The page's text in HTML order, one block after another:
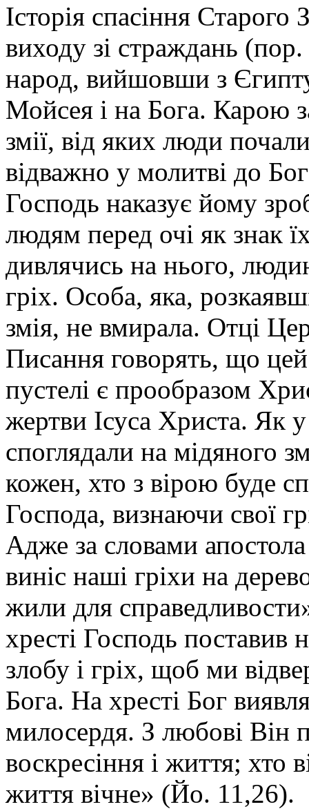
Історія спасіння Старого
виходу зі страждань
народ, вийшовши з
Мойсея і на Бога. Карою
змії, від яких люди
відважно у молитві до
Господь наказує йому
людям перед очі як знак
дивлячись на нього,
гріх. Особа, яка,
змія, не вмирала. Отці
Писання говорять, що
пустелі є прообразом
жертви Ісуса Христа. Як у
споглядали на мідяного
кожен, хто з вірою буде
Господа, визнаючи свої
Адже за словами
виніс наші гріхи на
жили для
хресті Господь поставив
злобу і гріх, щоб ми
Бога. На хресті Бог
милосердя. З любові Він
воскресіння і життя; хто
життя вічне» (Йо. 11,26).